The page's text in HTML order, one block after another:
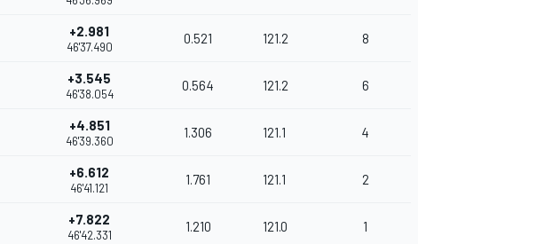
+2.981
46'37.490
0.521 121.2 8
+3.545
46'38.054
0.564 121.2 6
+4.851
46'39.360
1.306 121.1 4
+6.612
46'41.121
1.761 121.1 2
+7.822
46'42.331
1.210 121.0 1